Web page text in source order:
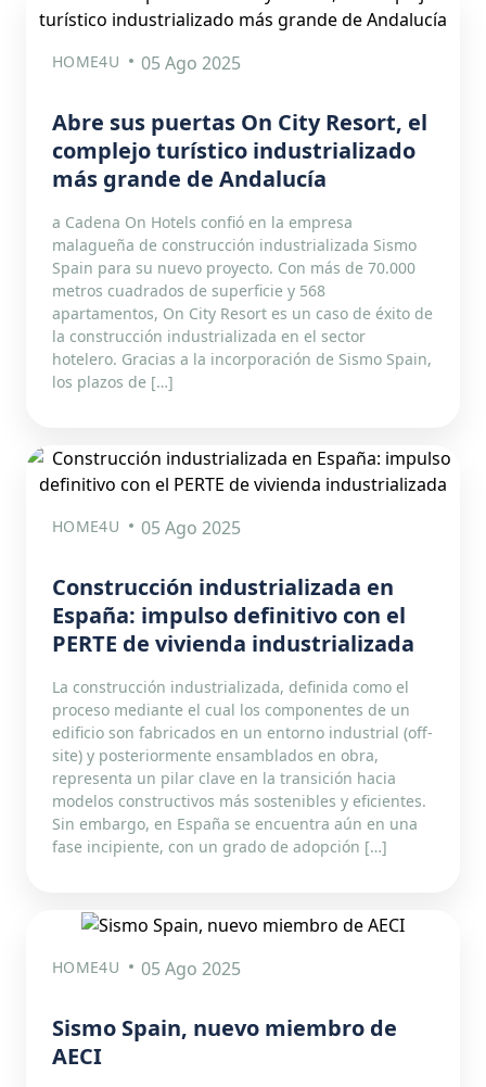
HOME4U 05 Ago 2025
Abre sus puertas On City Resort, el
complejo turístico industrializado
más grande de Andalucía
a Cadena On Hotels confió en la empresa
malagueña de construcción industrializada Sismo
Spain para su nuevo proyecto. Con más de 70.000
metros cuadrados de superficie y 568
apartamentos, On City Resort es un caso de éxito de
la construcción industrializada en el sector
hotelero. Gracias a la incorporación de Sismo Spain,
los plazos de […]
HOME4U 05 Ago 2025
Construcción industrializada en
España: impulso definitivo con el
PERTE de vivienda industrializada
La construcción industrializada, definida como el
proceso mediante el cual los componentes de un
edificio son fabricados en un entorno industrial (off-
site) y posteriormente ensamblados en obra,
representa un pilar clave en la transición hacia
modelos constructivos más sostenibles y eficientes.
Sin embargo, en España se encuentra aún en una
fase incipiente, con un grado de adopción […]
HOME4U 05 Ago 2025
Sismo Spain, nuevo miembro de
AECI